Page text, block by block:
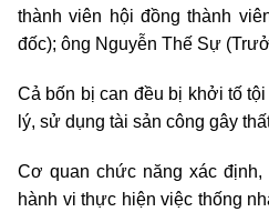
thành viên hội đồng thành
đốc); ông Nguyễn Thế Sự
Cả bốn bị can đều bị khởi tố
lý, sử dụng tài sản công gây
Cơ quan chức năng xác
hành vi thực hiện việc thống